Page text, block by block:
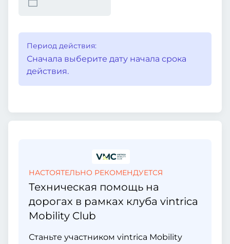
Период действия:
Сначала выберите дату начала срока
действия.
НАСТОЯТЕЛЬНО РЕКОМЕНДУЕТСЯ
Техническая помощь на
дорогах в рамках клуба vintrica
Mobility Club
Станьте участником vintrica Mobility